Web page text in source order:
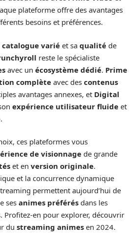
plateforme offre des avantages
besoins et préférences.
catalogue varié et sa qualité de
reste le spécialiste
avec un écosystème dédié. Prime
complèteavec des contenus
avantages annexes, et Digital
expérience utilisateur fluide et
.
ces plateformes vous
de visionnage de grande
et en version originale.
et la concurrence dynamique
permettent aujourd’hui de
sesanimes préférés dans les
Profitez-en pour explorer, découvrir
du streaming animes en 2024.